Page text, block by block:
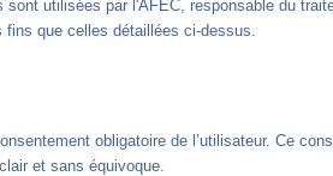
utilisées par l'AFEC, responsable du
fins que celles détaillées ci-dessus.
obligatoire de l’utilisateur. Ce
et sans équivoque.